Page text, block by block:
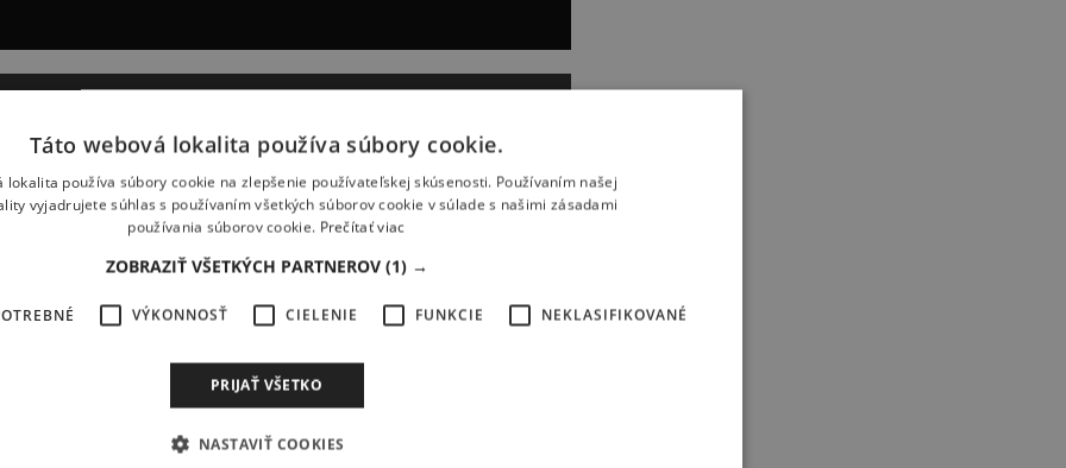
Táto webová lokalita používa súbory cookie.
lokalita používa súbory cookie na zlepšenie používateľskej skúsenosti. Používaním našej
vyjadrujete súhlas s používaním všetkých súborov cookie v súlade s našimi zásadami
používania súborov cookie. Prečítať viac
ZOBRAZIŤ VŠETKÝCH PARTNEROV (1) →
VÝKONNOSŤ CIELENIE FUNKCIE NEKLASIFIKOVANÉ
PRIJAŤ VŠETKO
NASTAVIŤ COOKIES